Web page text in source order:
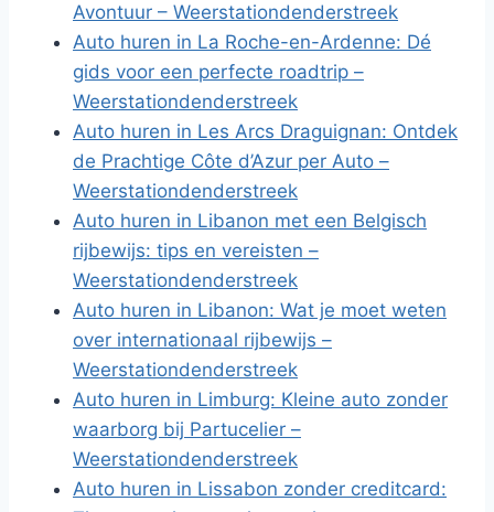
Avontuur – Weerstationdenderstreek
Auto huren in La Roche-en-Ardenne: Dé
gids voor een perfecte roadtrip –
Weerstationdenderstreek
Auto huren in Les Arcs Draguignan: Ontdek
de Prachtige Côte d’Azur per Auto –
Weerstationdenderstreek
Auto huren in Libanon met een Belgisch
rijbewijs: tips en vereisten –
Weerstationdenderstreek
Auto huren in Libanon: Wat je moet weten
over internationaal rijbewijs –
Weerstationdenderstreek
Auto huren in Limburg: Kleine auto zonder
waarborg bij Partucelier –
Weerstationdenderstreek
Auto huren in Lissabon zonder creditcard: